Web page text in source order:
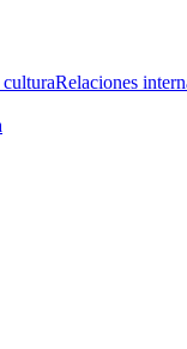
Relaciones